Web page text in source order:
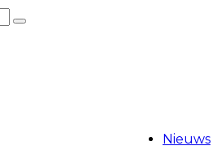
Nieuws